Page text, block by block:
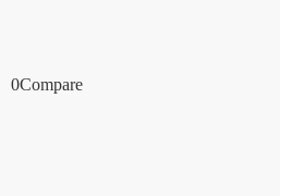
0Compare